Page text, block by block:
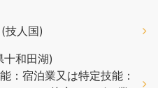
技人国)
和田湖)
宿泊業又は特定技能：